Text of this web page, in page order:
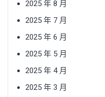
2025 年 8 月
2025 年 7 月
2025 年 6 月
2025 年 5 月
2025 年 4 月
2025 年 3 月